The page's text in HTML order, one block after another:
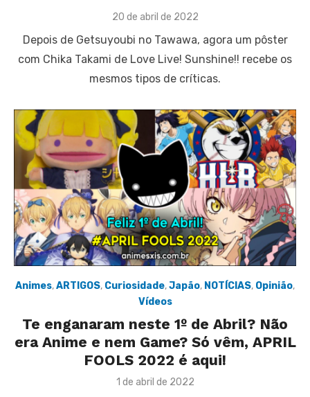
Posted
20 de abril de 2022
Depois de Getsuyoubi no Tawawa, agora um pôster
com Chika Takami de Love Live! Sunshine!! recebe os
mesmos tipos de críticas.
Animes,ARTIGOS, Curiosidade,Japão, NOTÍCIAS, Opinião,
Vídeos
Te enganaram neste 1º de Abril? Não
era Anime e nem Game? Só vêm, APRIL
FOOLS 2022 é aqui!
Posted
1 de abril de 2022